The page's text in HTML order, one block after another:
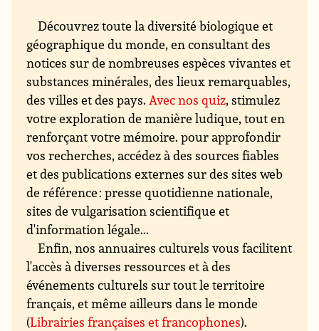
Découvrez toute la diversité biologique et
géographique du monde, en consultant des
notices sur de nombreuses espèces vivantes et
substances minérales, des lieux remarquables,
des villes et des pays. Avec nos quiz, stimulez
votre exploration de manière ludique, tout en
renforçant votre mémoire. pour approfondir
vos recherches, accédez à des sources fiables
et des publications externes sur des sites web
de référence : presse quotidienne nationale,
sites de vulgarisation scientifique et
d'information légale...
Enfin, nos annuaires culturels vous facilitent
l'accès à diverses ressources et à des
événements culturels sur tout le territoire
français, et même ailleurs dans le monde
(Librairies françaises et francophones).